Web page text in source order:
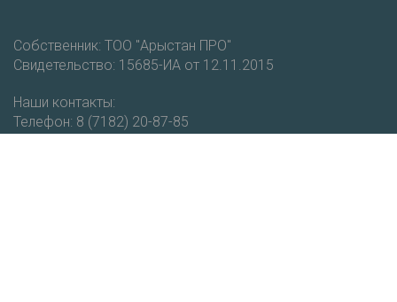
Собственник: ТОО "Арыстан ПРО"
Свидетельство: 15685-ИА от 12.11.2015
Наши контакты:
Телефон: 8 (7182) 20-87-85